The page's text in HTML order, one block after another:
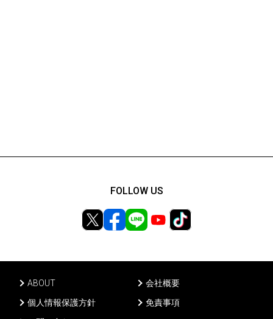
ABOUT
会社概要
個人情報保護方針
免責事項
FOLLOW US